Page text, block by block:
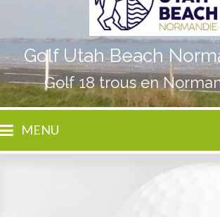
Golf Utah Beach
Golf 18 trous en
MENU